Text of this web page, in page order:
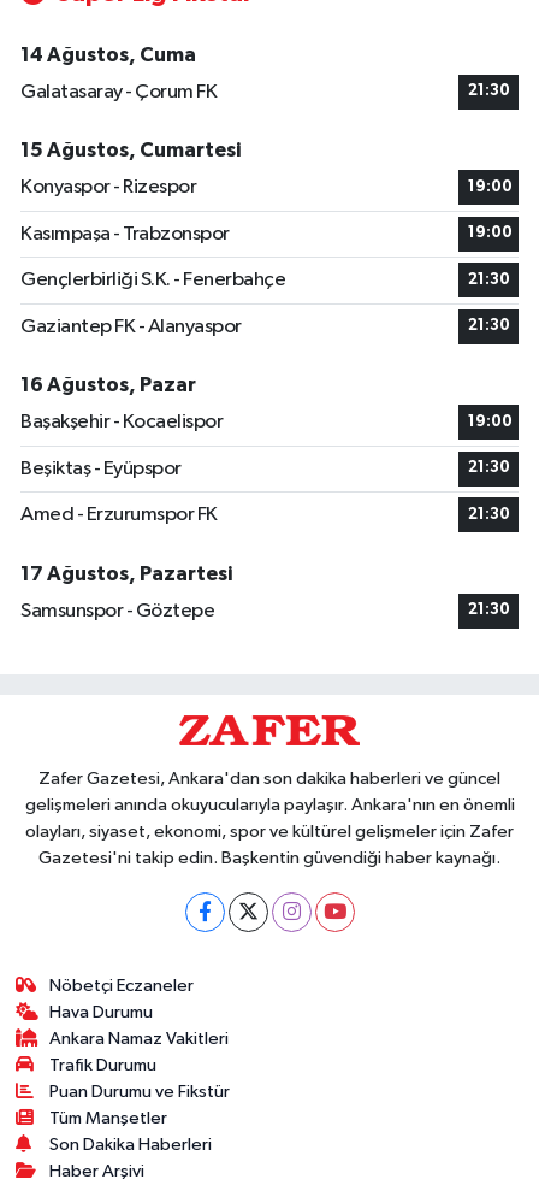
14 Ağustos, Cuma
Galatasaray - Çorum FK
21:30
15 Ağustos, Cumartesi
Konyaspor - Rizespor
19:00
Kasımpaşa - Trabzonspor 19:00
Gençlerbirliği S.K. - Fenerbahçe 21:30
Gaziantep FK - Alanyaspor 21:30
16 Ağustos, Pazar
Başakşehir - Kocaelispor
19:00
Beşiktaş - Eyüpspor 21:30
Amed - Erzurumspor FK 21:30
17 Ağustos, Pazartesi
Samsunspor - Göztepe
21:30
Zafer Gazetesi, Ankara'dan son dakika haberleri ve güncel
gelişmeleri anında okuyucularıyla paylaşır. Ankara'nın en önemli
olayları, siyaset, ekonomi, spor ve kültürel gelişmeler için Zafer
Gazetesi'ni takip edin. Başkentin güvendiği haber kaynağı.
Nöbetçi Eczaneler
Hava Durumu
Ankara Namaz Vakitleri
Trafik Durumu
Puan Durumu ve Fikstür
Tüm Manşetler
Son Dakika Haberleri
Haber Arşivi